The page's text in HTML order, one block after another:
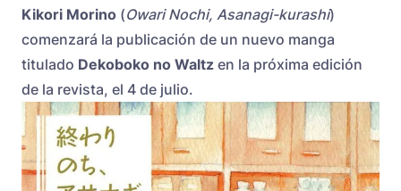
Kikori Morino (Owari Nochi, Asanagi-kurashi)
comenzará la publicación de un nuevo manga
titulado Dekoboko no Waltz en la próxima edición
de la revista, el 4 de julio.